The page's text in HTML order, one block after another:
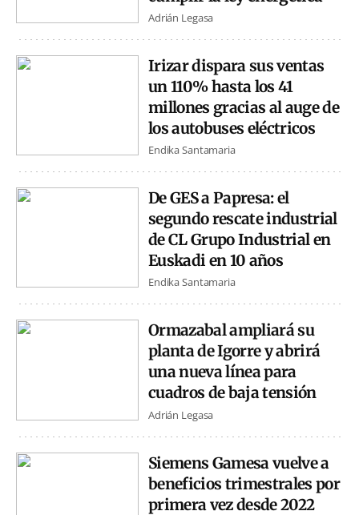
Adrián Legasa
Irizar dispara sus ventas
un 110% hasta los 41
millones gracias al auge de
los autobuses eléctricos
Endika Santamaria
De GES a Papresa: el
segundo rescate industrial
de CL Grupo Industrial en
Euskadi en 10 años
Endika Santamaria
Ormazabal ampliará su
planta de Igorre y abrirá
una nueva línea para
cuadros de baja tensión
Adrián Legasa
Siemens Gamesa vuelve a
beneficios trimestrales por
primera vez desde 2022